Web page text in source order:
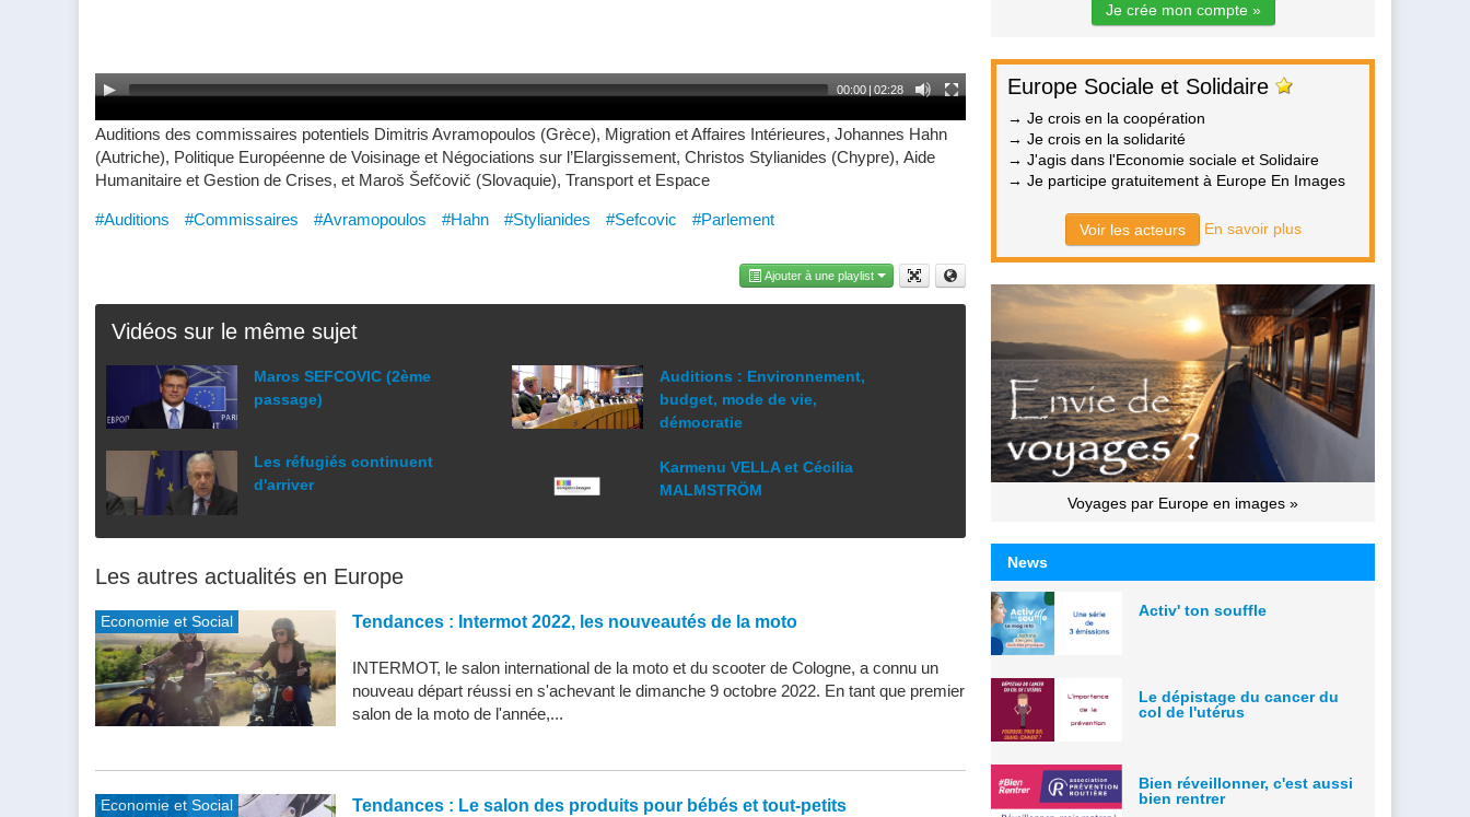
00:00 | 02:28
Auditions des commissaires potentiels Dimitris Avramopoulos (Grèce), Migration et Affaires Intérieures, Johannes Hahn
(Autriche), Politique Européenne de Voisinage et Négociations sur l’Elargissement, Christos Stylianides (Chypre), Aide
Humanitaire et Gestion de Crises, et Maroš Šefčovič (Slovaquie), Transport et Espace
#Auditions #Commissaires #Avramopoulos #Hahn #Stylianides #Sefcovic #Parlement
Ajouter à une playlist
Vidéos sur le même sujet
Maros SEFCOVIC (2ème
passage)
Les réfugiés continuent
d'arriver
Auditions : Environnement,
budget, mode de vie,
démocratie
Karmenu VELLA et Cécilia
MALMSTRÖM
Les autres actualités en Europe
Economie et Social Tendances : Intermot 2022, les nouveautés de la moto
INTERMOT, le salon international de la moto et du scooter de Cologne, a connu un
nouveau départ réussi en s'achevant le dimanche 9 octobre 2022. En tant que premier
salon de la moto de l'année,...
Economie et Social Tendances : Le salon des produits pour bébés et tout-petits
Je crée mon compte »
Europe Sociale et Solidaire
→ Je crois en la coopération
→ Je crois en la solidarité
→ J'agis dans l'Economie sociale et Solidaire
→ Je participe gratuitement à Europe En Images
Voir les acteurs En savoir plus
Voyages par Europe en images »
News
Activ' ton souffle
Le dépistage du cancer du
col de l'utérus
Bien réveillonner, c'est aussi
bien rentrer